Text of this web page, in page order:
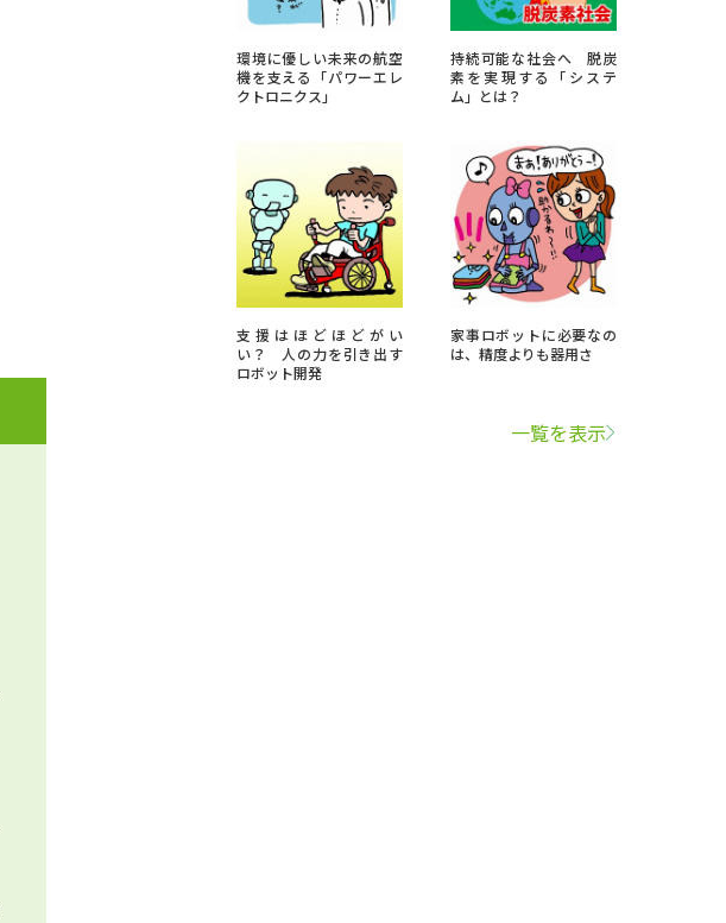
このサイトについて
受付内容・発送状況の確認 テレメール
お支払いサイト
お問合せ先 テレメール進学カタログ訂正のご案内
環境に優しい未来の航空
機を支える「パワーエレ
クトロニクス」
持続可能な社会へ 脱炭
素を実現する「システ
ム」とは？
支援はほどほどがい
い？ 人の力を引き出す
ロボット開発
家事ロボットに必要なの
は、精度よりも器用さ
一覧を表示